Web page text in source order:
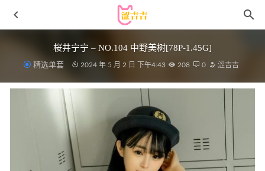
桜井宁宁 – NO.104 中野美树[78P-1.45G]
精选单套 2024 年 5 月 2 日 下午4:43 208 0 涩吉吉
Nyako喵子 – NO.069 初音白兔[41P-323M] 2024-05-28